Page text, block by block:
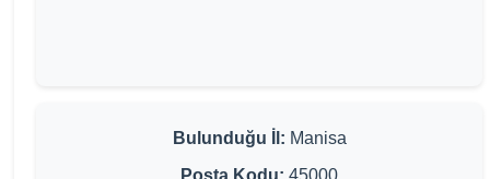
Bulunduğu İl: Manisa
Posta Kodu: 45000